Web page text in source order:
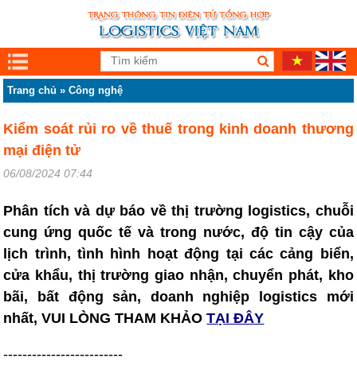
Trang chủ »Công nghệ
Kiểm soát rủi ro về thuế trong kinh doanh thương
mại điện tử
06/08/2024 07:44
Phân tích và dự báo về thị trường logistics, chuỗi
cung ứng quốc tế và trong nước, độ tin cậy của
lịch trình, tình hình hoạt động tại các cảng biển,
cửa khẩu, thị trường giao nhận, chuyển phát, kho
bãi, bất động sản, doanh nghiệp logistics mới
nhất, VUI LÒNG THAM KHẢO TẠI ĐÂY
-------------------------